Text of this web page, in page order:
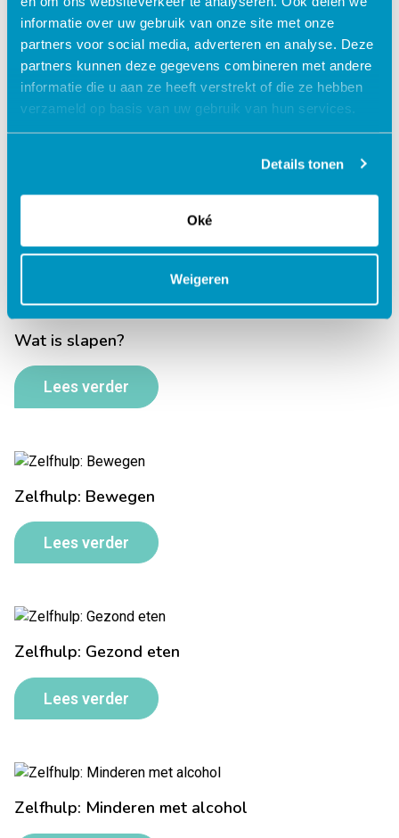
informatie over uw gebruik van onze site met onze
partners voor social media, adverteren en analyse. Deze
partners kunnen deze gegevens combineren met andere
informatie die u aan ze heeft verstrekt of die ze hebben
verzameld op basis van uw gebruik van hun services.
Details tonen
Oké
Weigeren
Slapen
Lees verder
Wat is slapen?
Lees verder
Zelfhulp: Bewegen
Lees verder
Zelfhulp: Gezond eten
Lees verder
Zelfhulp: Minderen met alcohol